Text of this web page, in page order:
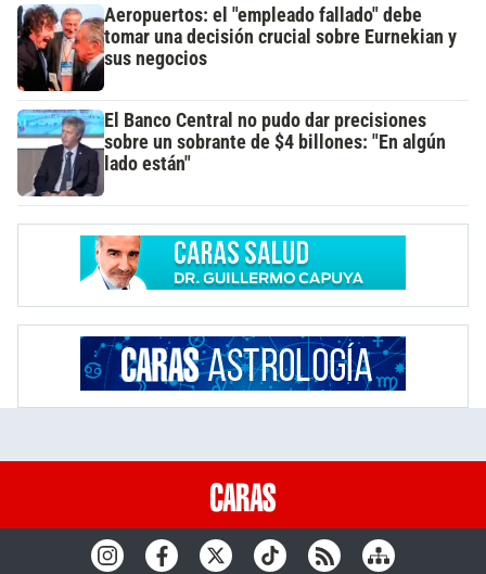
Aeropuertos: el "empleado fallado" debe
tomar una decisión crucial sobre Eurnekian y
sus negocios
El Banco Central no pudo dar precisiones
sobre un sobrante de $4 billones: "En algún
lado están"